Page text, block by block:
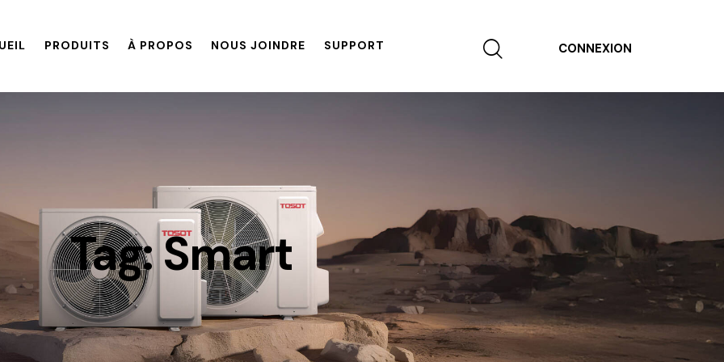
PRODUITS À PROPOS NOUS JOINDRE SUPPORT CONNEXION
Tag: Smart